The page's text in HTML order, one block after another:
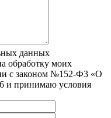
данных
обработку моих
с законом №152-Ф3 «О
и принимаю условия